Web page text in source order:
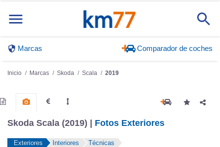
Marcas Comparador de coches
Inicio Marcas Skoda Scala 2019
Skoda Scala (2019) | Fotos Exteriores
Exteriores Interiores Técnicas